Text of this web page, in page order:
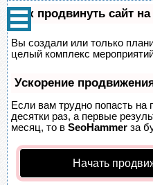
Как продвинуть сайт
Вы создали или только
целый комплекс
Ускорение
Если вам трудно попасть на
десятки раз, а первые
месяц, то в SeoHammer за
Начать